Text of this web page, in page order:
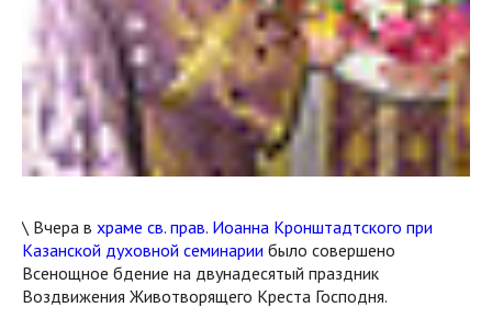
\ Вчера в храме св. прав. Иоанна Кронштадтского при
Казанской духовной семинарии было совершено
Всенощное бдение на двунадесятый праздник
Воздвижения Животворящего Креста Господня.